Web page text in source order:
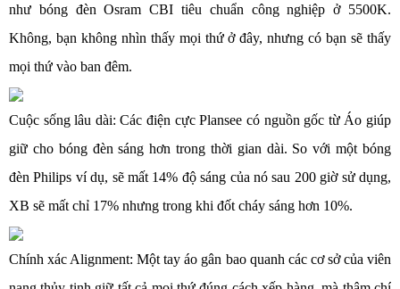
như bóng đèn Osram CBI tiêu chuẩn công nghiệp ở 5500K.
Không, bạn không nhìn thấy mọi thứ ở đây, nhưng có bạn sẽ thấy
mọi thứ vào ban đêm.
Cuộc sống lâu dài: Các điện cực Plansee có nguồn gốc từ Áo giúp
giữ cho bóng đèn sáng hơn trong thời gian dài. So với một bóng
đèn Philips ví dụ, sẽ mất 14% độ sáng của nó sau 200 giờ sử dụng,
XB sẽ mất chỉ 17% nhưng trong khi đốt cháy sáng hơn 10%.
Chính xác Alignment: Một tay áo gân bao quanh các cơ sở của viên